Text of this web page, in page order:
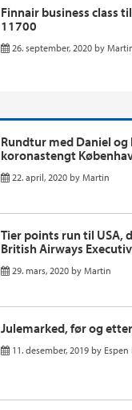
Finnair business class
11700
26. september, 2020 by
Rundtur med Daniel
koronastengt
22. april, 2020 by Martin
Tier points run til USA,
British Airways
29. mars, 2020 by Martin
Julemarked, før og
11. desember, 2019 by